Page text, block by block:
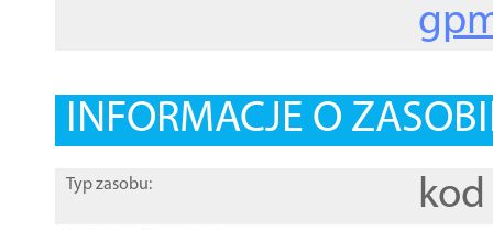
INFORMACJE O
Typ zasobu: kod